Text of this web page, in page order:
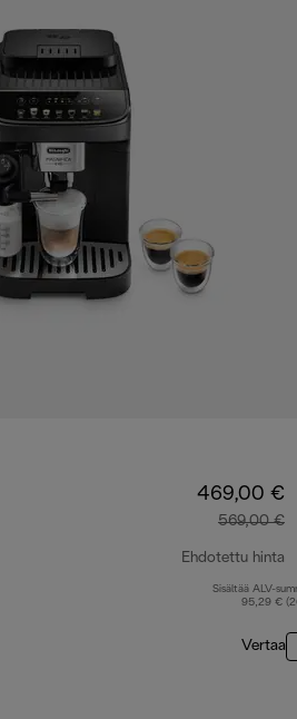
469,00 €
569,00 €
Ehdotettu hinta
Sisältää ALV-
95,29 €
Vertaa